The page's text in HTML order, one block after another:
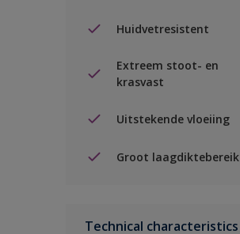
Huidvetresistent
Extreem stoot- en
krasvast
Uitstekende vloeiing
Groot laagdiktebereik
Technical characteristics